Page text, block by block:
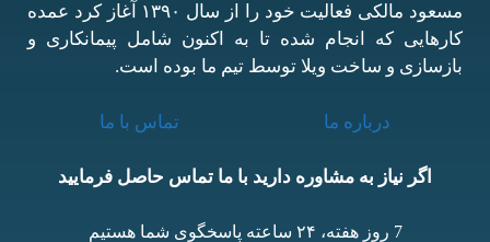
مسعود مالکی فعالیت خود را از سال ۱۳۹۰ آغاز کرد عمده
کارهایی که انجام شده تا به اکنون شامل پیمانکاری و
بازسازی و ساخت ویلا توسط تیم ما بوده است.
درباره ما تماس با ما
اگر نیاز به مشاوره دارید با ما تماس حاصل فرمایید
7 روز هفته، ۲۴ ساعته پاسخگوی شما هستیم